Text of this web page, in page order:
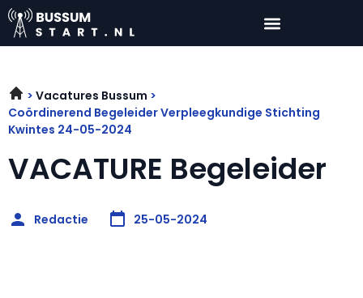
Vacatures Bussum
Coördinerend Begeleider Verpleegkundige Stichting
Kwintes 24-05-2024
VACATURE Begeleider
Redactie 25-05-2024